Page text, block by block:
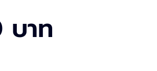
บาท